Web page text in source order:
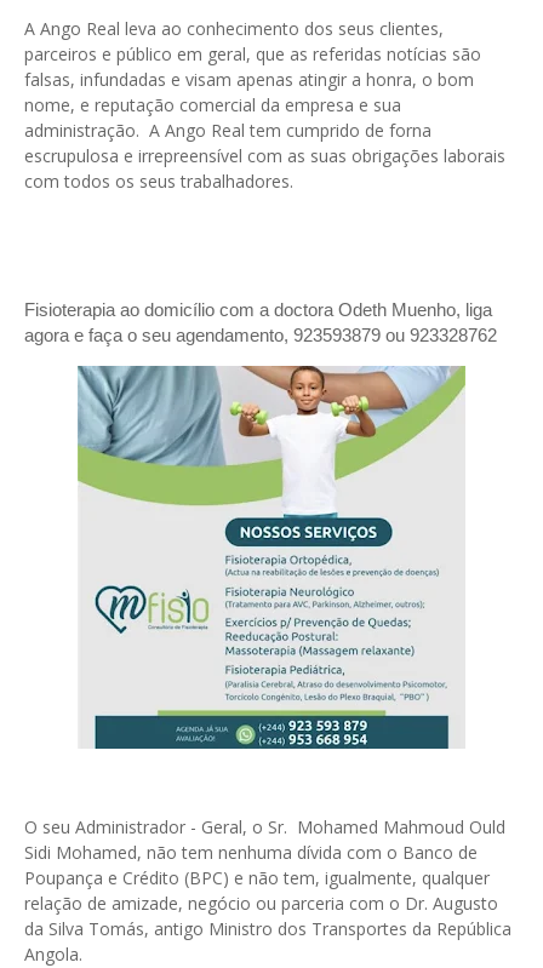
A Ango Real leva ao conhecimento dos seus clientes,
parceiros e público em geral, que as referidas notícias são
falsas, infundadas e visam apenas atingir a honra, o bom
nome, e reputação comercial da empresa e sua
administração. A Ango Real tem cumprido de forna
escrupulosa e irrepreensível com as suas obrigações laborais
com todos os seus trabalhadores.
Fisioterapia ao domicílio com a doctora Odeth Muenho, liga
agora e faça o seu agendamento, 923593879 ou 923328762
O seu Administrador - Geral, o Sr. Mohamed Mahmoud Ould
Sidi Mohamed, não tem nenhuma dívida com o Banco de
Poupança e Crédito (BPC) e não tem, igualmente, qualquer
relação de amizade, negócio ou parceria com o Dr. Augusto
da Silva Tomás, antigo Ministro dos Transportes da República
Angola.